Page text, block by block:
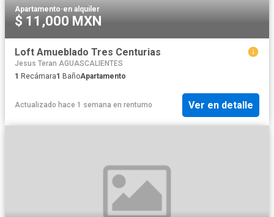
Apartamento·en alquiler
$ 11,000 MXN
Loft Amueblado Tres Centurias
Jesus Teran AGUASCALIENTES
1 Recámara1 BañoApartamento
Actualizado hace 1 semana en rentumo Ver en detalle